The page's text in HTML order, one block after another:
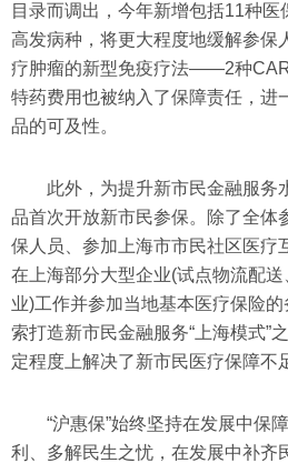
目录而调出，今年新增包括11种
高发病种，将更大程度地缓解参保
疗肿瘤的新型免疫疗法——2种
特药费用也被纳入了保障责任，进
品的可及性。
此外，为提升新市民金融服务
品首次开放新市民参保。除了全体
保人员、参加上海市市民社区医疗
在上海部分大型企业(试点物流配
业)工作并参加当地基本医疗保险
索打造新市民金融服务“上海模式”
定程度上解决了新市民医疗保障不
“沪惠保”始终坚持在发展中保
利、多解民生之忧，在发展中补齐